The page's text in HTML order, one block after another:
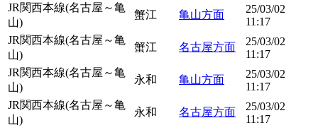
JR関西本線(名古屋～亀
山)
蟹江 亀山方面
25/03/02
11:17
JR関西本線(名古屋～亀
山)
蟹江 名古屋方面
25/03/02
11:17
JR関西本線(名古屋～亀
山)
永和 亀山方面
25/03/02
11:17
JR関西本線(名古屋～亀
山)
永和 名古屋方面
25/03/02
11:17